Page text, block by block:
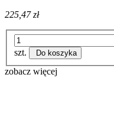
225,47 zł
szt. Do koszyka
zobacz więcej